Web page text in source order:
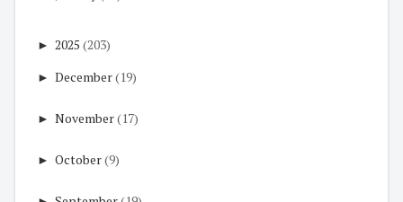
► 2025 (203)
► December(19)
► November(17)
► October(9)